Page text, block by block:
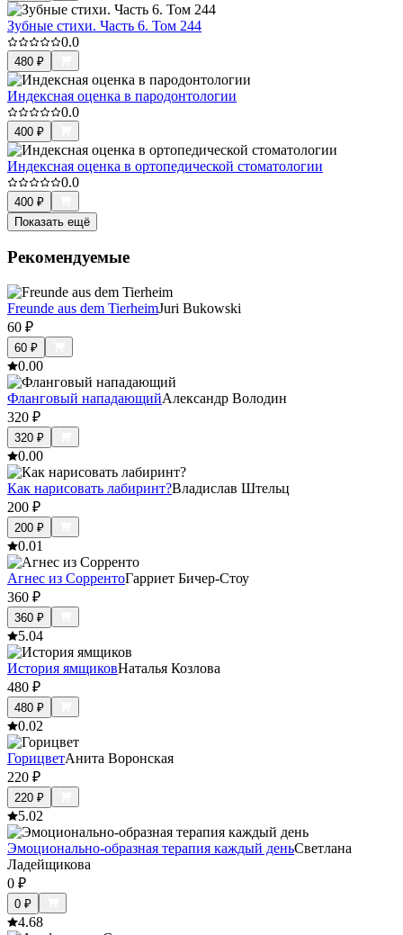
Зубные стихи. Часть 6. Том 244
0.0
480 ₽
Индексная оценка в пародонтологии
0.0
400 ₽
Индексная оценка в ортопедической стоматологии
0.0
400 ₽
Показать ещё
Рекомендуемые
Freunde aus dem TierheimJuri Bukowski
60 ₽
60 ₽
0.00
Фланговый нападающийАлександр Володин
320 ₽
320 ₽
0.00
Как нарисовать лабиринт?Владислав Штельц
200 ₽
200 ₽
0.01
Агнес из СоррентоГарриет Бичер-Стоу
360 ₽
360 ₽
5.04
История ямщиковНаталья Козлова
480 ₽
480 ₽
0.02
ГорицветАнита Воронская
220 ₽
220 ₽
5.02
Эмоционально-образная терапия каждый деньСветлана
Ладейщикова
0 ₽
0 ₽
4.68